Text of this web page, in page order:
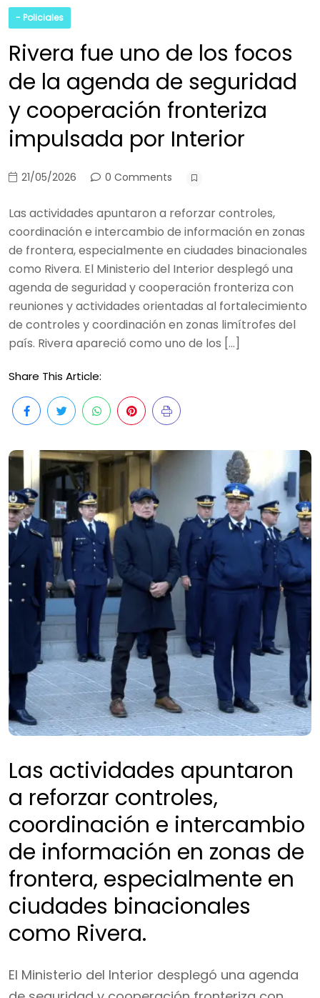
- Policiales
Rivera fue uno de los focos
de la agenda de seguridad
y cooperación fronteriza
impulsada por Interior
21/05/2026 0 Comments
Las actividades apuntaron a reforzar controles,
coordinación e intercambio de información en zonas
de frontera, especialmente en ciudades binacionales
como Rivera. El Ministerio del Interior desplegó una
agenda de seguridad y cooperación fronteriza con
reuniones y actividades orientadas al fortalecimiento
de controles y coordinación en zonas limítrofes del
país. Rivera apareció como uno de los […]
Share This Article:
Las actividades apuntaron
a reforzar controles,
coordinación e intercambio
de información en zonas de
frontera, especialmente en
ciudades binacionales
como Rivera.
El Ministerio del Interior desplegó una agenda